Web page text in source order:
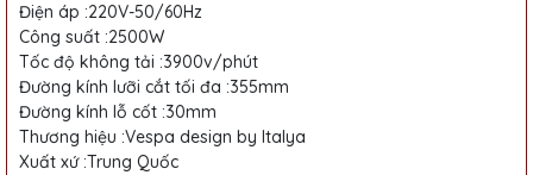
Điện áp :220V-50/60Hz
Công suất :2500W
Tốc độ không tải :3900v/phút
Đường kính lưỡi cắt tối đa :355mm
Đường kính lỗ cốt :30mm
Thương hiệu :Vespa design by Italya
Xuất xứ :Trung Quốc